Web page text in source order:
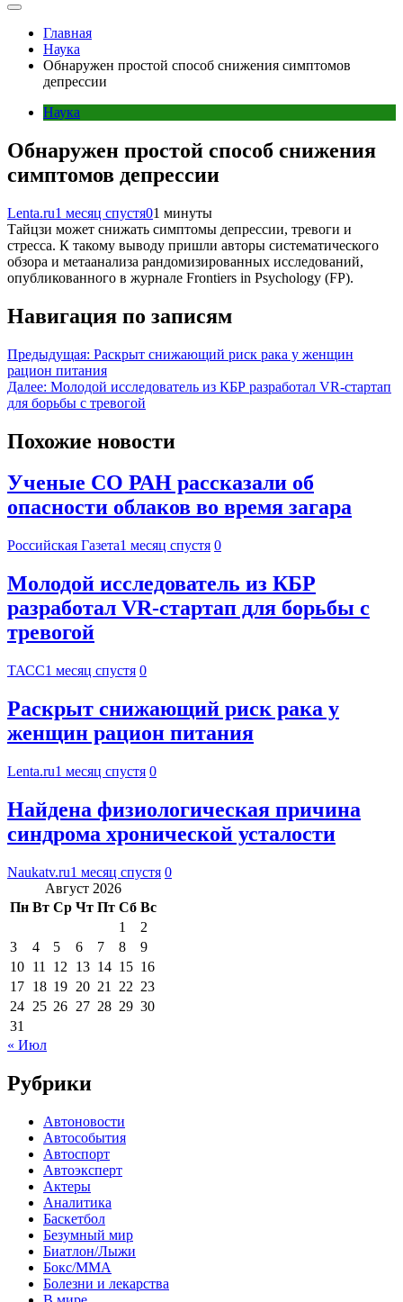
Главная
Наука
Обнаружен простой способ снижения симптомов
депрессии
Наука
Обнаружен простой способ снижения
симптомов депрессии
Lenta.ru1 месяц спустя01 минуты
Тайцзи может снижать симптомы депрессии, тревоги и
стресса. К такому выводу пришли авторы систематического
обзора и метаанализа рандомизированных исследований,
опубликованного в журнале Frontiers in Psychology (FP).
Навигация по записям
Предыдущая: Раскрыт снижающий риск рака у женщин
рацион питания
Далее: Молодой исследователь из КБР разработал VR-стартап
для борьбы с тревогой
Похожие новости
Ученые СО РАН рассказали об
опасности облаков во время загара
Российская Газета1 месяц спустя 0
Молодой исследователь из КБР
разработал VR-стартап для борьбы с
тревогой
ТАСС1 месяц спустя 0
Раскрыт снижающий риск рака у
женщин рацион питания
Lenta.ru1 месяц спустя 0
Найдена физиологическая причина
синдрома хронической усталости
Naukatv.ru1 месяц спустя 0
Август 2026
Пн Вт Ср Чт Пт Сб Вс
1
2
3
4 5 6 7 8
9
10 11 12 13 14 15 16
17 18 19 20 21 22 23
24 25 26 27 28 29 30
31
« Июл
Рубрики
Автоновости
Автособытия
Автоспорт
Автоэксперт
Актеры
Аналитика
Баскетбол
Безумный мир
Биатлон/Лыжи
Бокс/MMA
Болезни и лекарства